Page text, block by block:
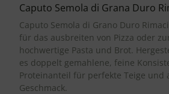
Caputo Semola di Grana Duro
Caputo Semola di Grano Duro
für das ausbreiten von Pizza oder
hochwertige Pasta und Brot.
es doppelt gemahlene, feine
Proteinanteil für perfekte Teige und
Geschmack.